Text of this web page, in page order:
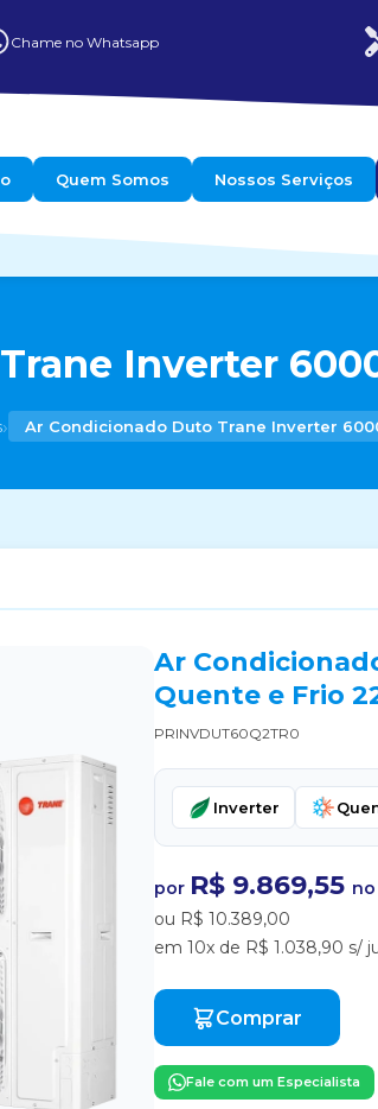
Chame no Whatsapp
Quem Somos Nossos Serviços
Inverter
› Ar Condicionado Duto Trane Inverter
Ar
Quente e Frio
PRINVDUT60Q2TR0
Inverter
por R$ 9.869,55
ou R$ 10.389,00
em 10x de R$ 1.038,90 s/
Comprar
Fale com um Especialista